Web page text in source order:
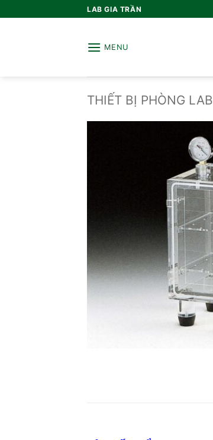
qua
LAB GIA TRẦN
MENU
THIẾT BỊ PHÒNG LAB